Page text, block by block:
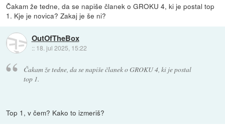
Čakam že tedne, da se napiše članek o GROKU 4, ki je postal top
1. Kje je novica? Zakaj je še ni?
OutOfTheBox
:: 18. jul 2025, 15:22
Čakam že tedne, da se napiše članek o GROKU 4, ki je postal
top 1.
Top 1, v čem? Kako to izmeriš?